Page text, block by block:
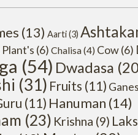
(13) Aarti(3)
(6) Chalisa(4) Cow(6)
(54) Dwadasa
(31) Fruits (11)
(11) Hanuman (14)
(23) Krishna (9)